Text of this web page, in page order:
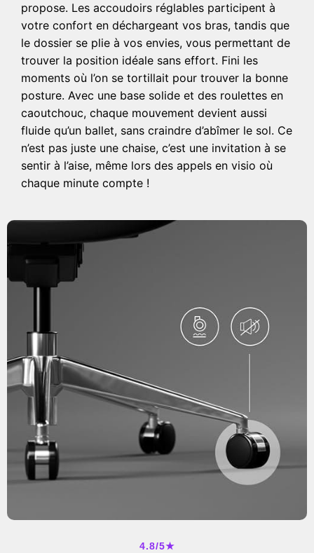
propose. Les accoudoirs réglables participent à
votre confort en déchargeant vos bras, tandis que
le dossier se plie à vos envies, vous permettant de
trouver la position idéale sans effort. Fini les
moments où l’on se tortillait pour trouver la bonne
posture. Avec une base solide et des roulettes en
caoutchouc, chaque mouvement devient aussi
fluide qu’un ballet, sans craindre d’abîmer le sol. Ce
n’est pas juste une chaise, c’est une invitation à se
sentir à l’aise, même lors des appels en visio où
chaque minute compte !
4.8/5★